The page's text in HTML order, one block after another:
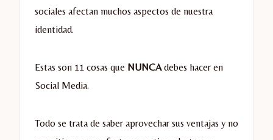
sociales afectan muchos aspectos de nuestra
identidad.
Estas son 11 cosas que NUNCAdebes hacer en
Social Media.
Todo se trata de saber aprovechar sus ventajas y no